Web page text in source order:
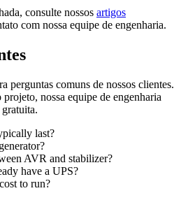
consulte nossos artigos
com nossa equipe de engenharia.
perguntas comuns de nossos clientes.
nossa equipe de engenharia
last?
AVR and stabilizer?
have a UPS?
to run?